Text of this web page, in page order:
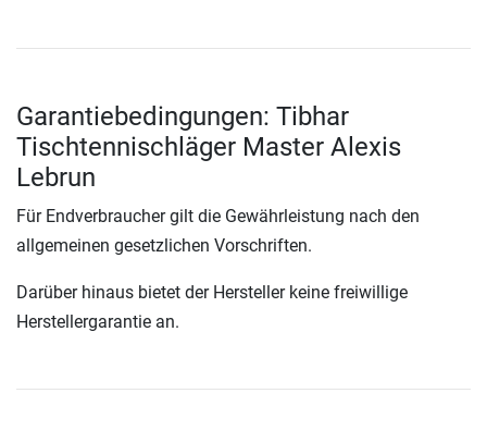
Garantiebedingungen: Tibhar
Tischtennischläger Master Alexis
Lebrun
Für Endverbraucher gilt die Gewährleistung nach den
allgemeinen gesetzlichen Vorschriften.
Darüber hinaus bietet der Hersteller keine freiwillige
Herstellergarantie an.